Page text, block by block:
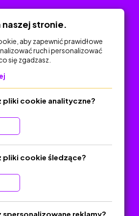
naszej stronie.
aby zapewnić prawidłowe
ruch i personalizować
się zgadzasz.
pliki cookie analityczne?
pliki cookie śledzące?
reklamy?